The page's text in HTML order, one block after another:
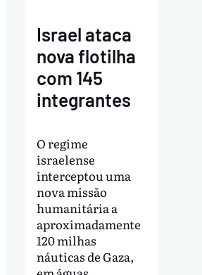
Israel ataca
nova flotilha
com 145
integrantes
O regime
israelense
interceptou uma
nova missão
humanitária a
aproximadamente
120 milhas
náuticas de Gaza,